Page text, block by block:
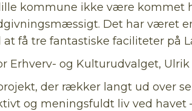
kommune ikke være kommet
Det har været
at få tre fantastiske faciliteter på
Erhverv- og Kulturudvalget,
projekt, der rækker langt ud over
og meningsfuldt liv ved havet